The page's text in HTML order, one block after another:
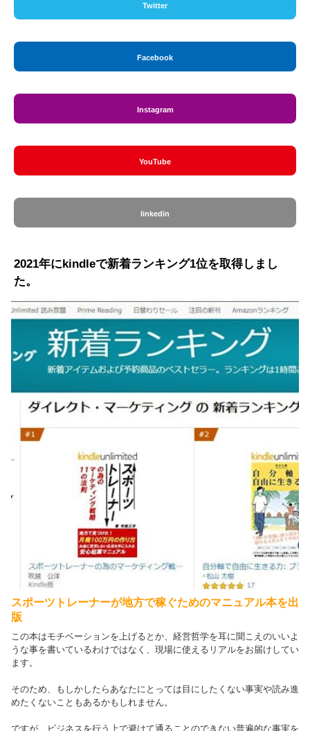
Twitter
Facebook
Instagram
YouTube
linkedin
2021年にkindleで新着ランキング1位を取得しまし
た。
スポーツトレーナーが地方で稼ぐためのマニュアル本を出
版
この本はモチベーションを上げるとか、経営哲学を耳に聞こえのいいよ
うな事を書いているわけではなく、現場に使えるリアルをお届けしてい
ます。
そのため、もしかしたらあなたにとっては目にしたくない事実や読み進
めたくないこともあるかもしれません。
ですが、ビジネスを行う上で避けて通ることのできない普遍的な事実を